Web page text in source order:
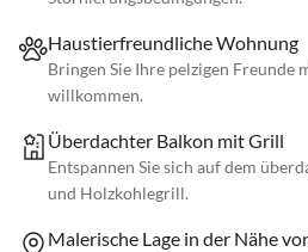
Haustierfreundliche Wohnung
Bringen Sie Ihre pelzigen Freunde
willkommen.
Überdachter Balkon mit Grill
Entspannen Sie sich auf dem
und Holzkohlegrill.
Malerische Lage in der Nähe